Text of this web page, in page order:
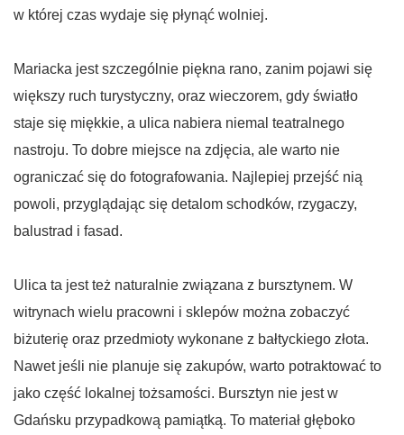
w której czas wydaje się płynąć wolniej.
Mariacka jest szczególnie piękna rano, zanim pojawi się
większy ruch turystyczny, oraz wieczorem, gdy światło
staje się miękkie, a ulica nabiera niemal teatralnego
nastroju. To dobre miejsce na zdjęcia, ale warto nie
ograniczać się do fotografowania. Najlepiej przejść nią
powoli, przyglądając się detalom schodków, rzygaczy,
balustrad i fasad.
Ulica ta jest też naturalnie związana z bursztynem. W
witrynach wielu pracowni i sklepów można zobaczyć
biżuterię oraz przedmioty wykonane z bałtyckiego złota.
Nawet jeśli nie planuje się zakupów, warto potraktować to
jako część lokalnej tożsamości. Bursztyn nie jest w
Gdańsku przypadkową pamiątką. To materiał głęboko